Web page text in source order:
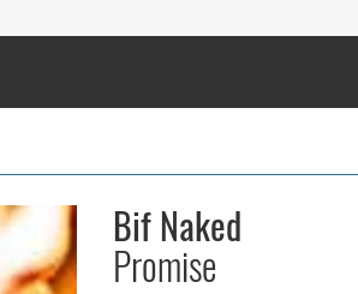
Bif Naked
Promise